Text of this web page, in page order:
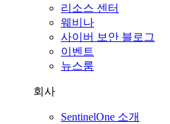
리소스 센터
웨비나
사이버 보안 블로그
이벤트
뉴스룸
회사
SentinelOne 소개